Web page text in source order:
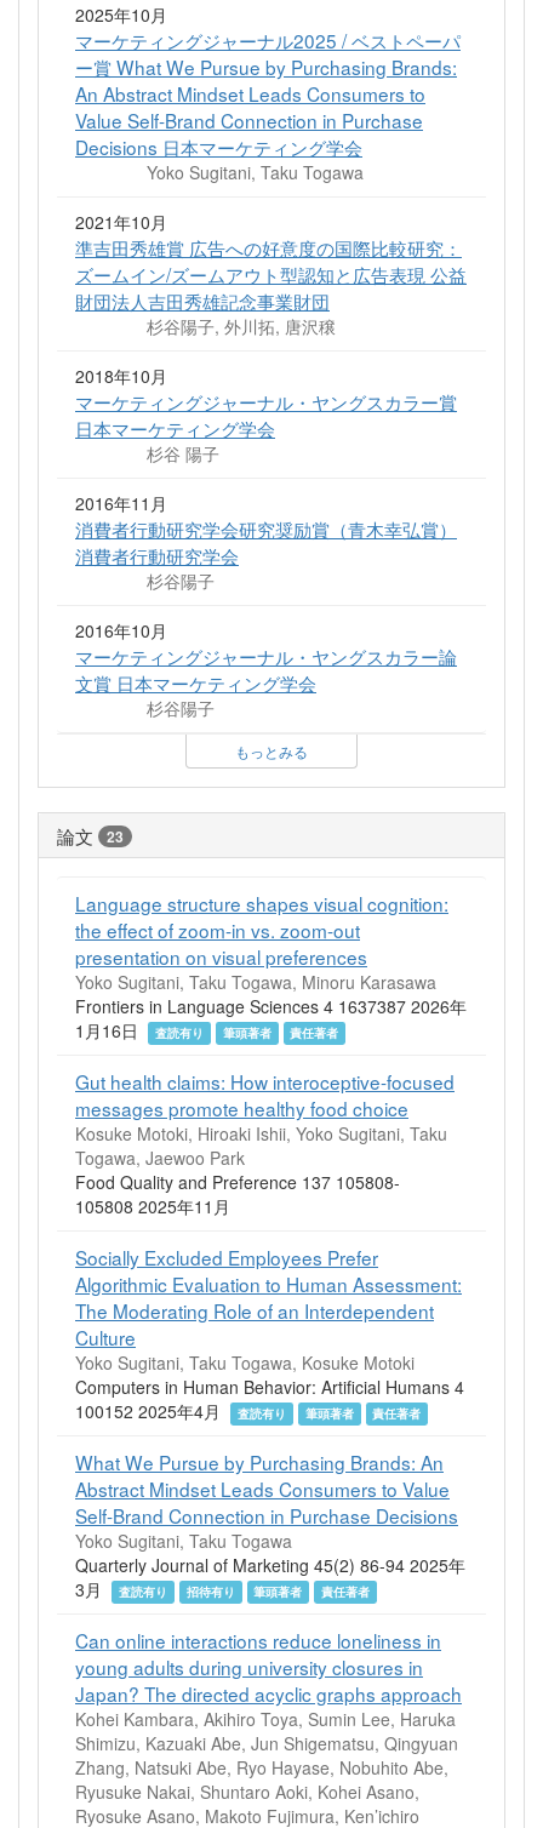
2025年10月
マーケティングジャーナル2025 / ベストペーパ
ー賞 What We Pursue by Purchasing Brands:
An Abstract Mindset Leads Consumers to
Value Self-Brand Connection in Purchase
Decisions 日本マーケティング学会
Yoko Sugitani, Taku Togawa
2021年10月
準吉田秀雄賞 広告への好意度の国際比較研究：
ズームイン/ズームアウト型認知と広告表現 公益
財団法人吉田秀雄記念事業財団
杉谷陽子, 外川拓, 唐沢穣
2018年10月
マーケティングジャーナル・ヤングスカラー賞
日本マーケティング学会
杉谷 陽子
2016年11月
消費者行動研究学会研究奨励賞（青木幸弘賞）
消費者行動研究学会
杉谷陽子
2016年10月
マーケティングジャーナル・ヤングスカラー論
文賞 日本マーケティング学会
杉谷陽子
もっとみる
論文 23
Language structure shapes visual cognition:
the effect of zoom-in vs. zoom-out
presentation on visual preferences
Yoko Sugitani, Taku Togawa, Minoru Karasawa
Frontiers in Language Sciences 4 1637387 2026年
1月16日
査読有り 筆頭著者 責任著者
Gut health claims: How interoceptive-focused
messages promote healthy food choice
Kosuke Motoki, Hiroaki Ishii, Yoko Sugitani, Taku
Togawa, Jaewoo Park
Food Quality and Preference 137 105808-
105808 2025年11月
Socially Excluded Employees Prefer
Algorithmic Evaluation to Human Assessment:
The Moderating Role of an Interdependent
Culture
Yoko Sugitani, Taku Togawa, Kosuke Motoki
Computers in Human Behavior: Artificial Humans 4
100152 2025年4月
査読有り 筆頭著者 責任著者
What We Pursue by Purchasing Brands: An
Abstract Mindset Leads Consumers to Value
Self-Brand Connection in Purchase Decisions
Yoko Sugitani, Taku Togawa
Quarterly Journal of Marketing 45(2) 86-94 2025年
3月
査読有り 招待有り 筆頭著者 責任著者
Can online interactions reduce loneliness in
young adults during university closures in
Japan? The directed acyclic graphs approach
Kohei Kambara, Akihiro Toya, Sumin Lee, Haruka
Shimizu, Kazuaki Abe, Jun Shigematsu, Qingyuan
Zhang, Natsuki Abe, Ryo Hayase, Nobuhito Abe,
Ryusuke Nakai, Shuntaro Aoki, Kohei Asano,
Ryosuke Asano, Makoto Fujimura, Ken’ichiro